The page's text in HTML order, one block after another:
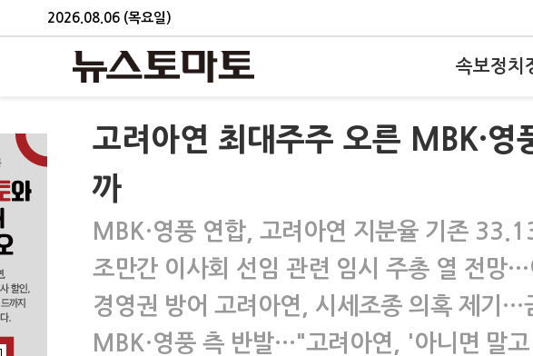
2026.08.06 (목요일)
속보정치
고려아연 최대주주 오른 MBK·
까
MBK·영풍 연합, 고려아연 지분율 기존
조만간 이사회 선임 관련 임시 주총 열 전망…
경영권 방어 고려아연, 시세조종 의혹 제기…
MBK·영풍 측 반발…"고려아연, '아니면 말